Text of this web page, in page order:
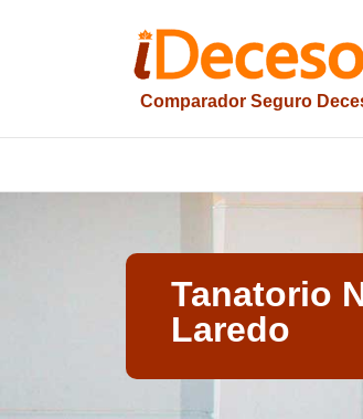
Comparador Seguro
iesquelas
Tanatorio
Laredo